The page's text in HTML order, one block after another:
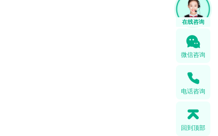
微信咨询
电话咨询
回到顶部